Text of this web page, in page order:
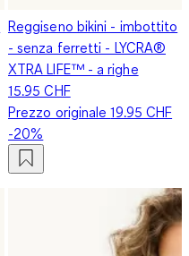
Reggiseno bikini - imbottito
- senza ferretti - LYCRA®
XTRA LIFE™ - a righe
15.95 CHF
Prezzo originale19.95 CHF
-20%